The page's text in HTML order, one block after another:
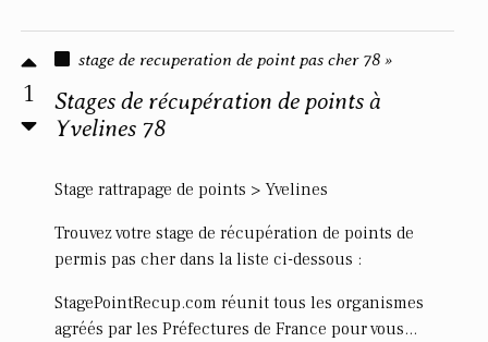
1
stage de recuperation de point pas cher 78 »
Stages de récupération de points à
Yvelines 78
Stage rattrapage de points > Yvelines
Trouvez votre stage de récupération de points de
permis pas cher dans la liste ci-dessous :
StagePointRecup.com réunit tous les organismes
agréés par les Préfectures de France pour vous...